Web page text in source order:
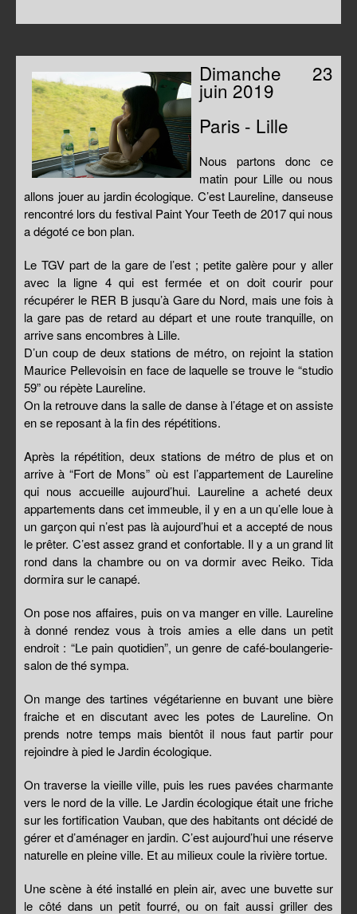
Dimanche 23
juin 2019
Paris - Lille
Nous partons donc ce
matin pour Lille ou nous
allons jouer au jardin écologique. C’est Laureline, danseuse
rencontré lors du festival Paint Your Teeth de 2017 qui nous
a dégoté ce bon plan.
Le TGV part de la gare de l’est ; petite galère pour y aller
avec la ligne 4 qui est fermée et on doit courir pour
récupérer le RER B jusqu’à Gare du Nord, mais une fois à
la gare pas de retard au départ et une route tranquille, on
arrive sans encombres à Lille.
D’un coup de deux stations de métro, on rejoint la station
Maurice Pellevoisin en face de laquelle se trouve le “studio
59” ou répète Laureline.
On la retrouve dans la salle de danse à l’étage et on assiste
en se reposant à la fin des répétitions.
Après la répétition, deux stations de métro de plus et on
arrive à “Fort de Mons” où est l’appartement de Laureline
qui nous accueille aujourd’hui. Laureline a acheté deux
appartements dans cet immeuble, il y en a un qu’elle loue à
un garçon qui n’est pas là aujourd’hui et a accepté de nous
le prêter. C’est assez grand et confortable. Il y a un grand lit
rond dans la chambre ou on va dormir avec Reiko. Tida
dormira sur le canapé.
On pose nos affaires, puis on va manger en ville. Laureline
à donné rendez vous à trois amies a elle dans un petit
endroit : “Le pain quotidien”, un genre de café-boulangerie-
salon de thé sympa.
On mange des tartines végétarienne en buvant une bière
fraiche et en discutant avec les potes de Laureline. On
prends notre temps mais bientôt il nous faut partir pour
rejoindre à pied le Jardin écologique.
On traverse la vieille ville, puis les rues pavées charmante
vers le nord de la ville. Le Jardin écologique était une friche
sur les fortification Vauban, que des habitants ont décidé de
gérer et d’aménager en jardin. C’est aujourd’hui une réserve
naturelle en pleine ville. Et au milieux coule la rivière tortue.
Une scène à été installé en plein air, avec une buvette sur
le côté dans un petit fourré, ou on fait aussi griller des